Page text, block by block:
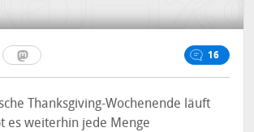
16
Thanksgiving-Wochenende läuft
es weiterhin jede Menge